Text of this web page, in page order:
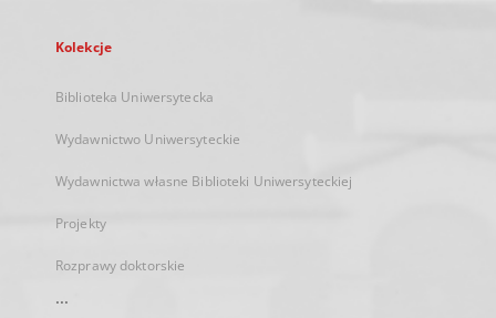
Kolekcje
Biblioteka Uniwersytecka
Wydawnictwo Uniwersyteckie
Wydawnictwa własne Biblioteki Uniwersyteckiej
Projekty
Rozprawy doktorskie
...